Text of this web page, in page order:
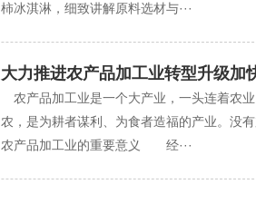
柿冰淇淋，细致讲解原料选材与···
大力推进农产品加工业转型升级加
农产品加工业是一个大产业，一头连着农
农，是为耕者谋利、为食者造福的产业。没
农产品加工业的重要意义 经···